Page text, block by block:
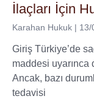
İlaçları İçin
Karahan Hukuk 13/
Giriş Türkiye’de
maddesi uyarınca
Ancak, bazı
tedavisi